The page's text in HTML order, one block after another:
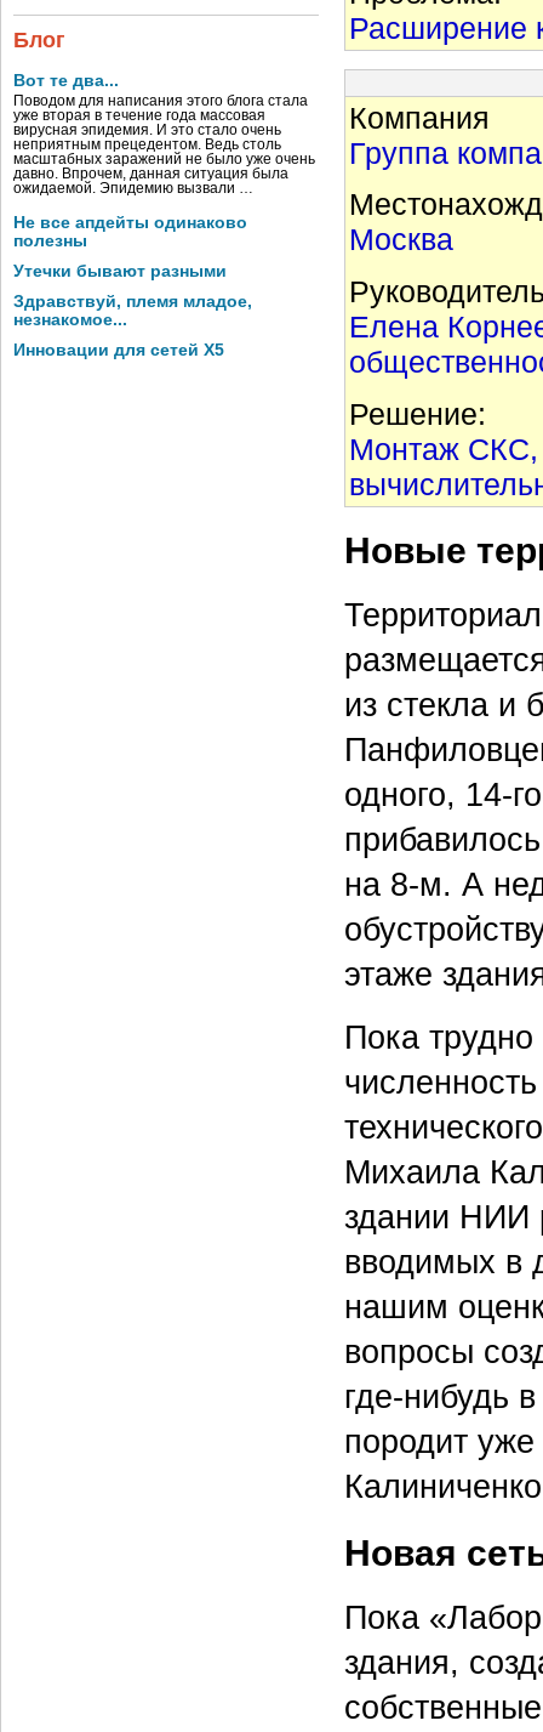
Блог
Вот те два...
Поводом для написания этого блога стала
уже вторая в течение года массовая
вирусная эпидемия. И это стало очень
неприятным прецедентом. Ведь столь
масштабных заражений не было уже очень
давно. Впрочем, данная ситуация была
ожидаемой. Эпидемию вызвали …
Не все апдейты одинаково
полезны
Утечки бывают разными
Здравствуй, племя младое,
незнакомое...
Инновации для сетей X5
Расширение
Компания
Группа
Москва
Елена
Решение:
Монтаж СКС,
Новые
из стекла и
одного, 14-
на 8-м. А
этаже
Пока трудно
Михаила
здании НИИ
вводимых в
нашим
вопросы
где-нибудь
породит уже
Новая
Пока
здания,